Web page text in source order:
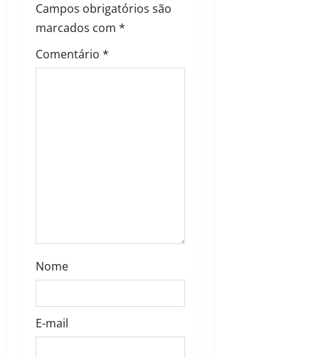
Campos obrigatórios são
marcados com *
Comentário *
Nome
E-mail